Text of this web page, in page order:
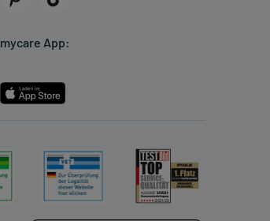
mycare App: